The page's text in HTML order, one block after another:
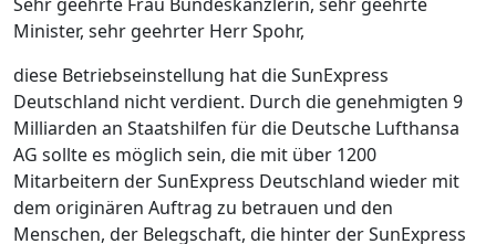
Minister, sehr geehrter Herr Spohr,
diese Betriebseinstellung hat die SunExpress
Deutschland nicht verdient. Durch die genehmigten 9
Milliarden an Staatshilfen für die Deutsche Lufthansa
AG sollte es möglich sein, die mit über 1200
Mitarbeitern der SunExpress Deutschland wieder mit
dem originären Auftrag zu betrauen und den
Menschen, der Belegschaft, die hinter der SunExpress